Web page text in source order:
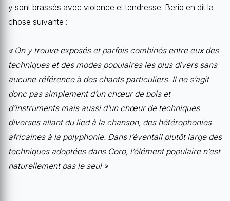
y sont brassés avec violence et tendresse. Berio en dit la
chose suivante :
« On y trouve exposés et parfois combinés entre eux des
techniques et des modes populaires les plus divers sans
aucune référence à des chants particuliers. Il ne s’agit
donc pas simplement d’un chœur de bois et
d’instruments mais aussi d’un chœur de techniques
diverses allant du lied à la chanson, des hétérophonies
africaines à la polyphonie. Dans l’éventail plutôt large des
techniques adoptées dans Coro, l’élément populaire n’est
naturellement pas le seul »